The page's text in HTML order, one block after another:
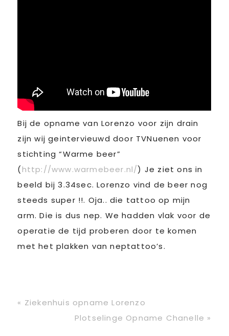
Bij de opname van Lorenzo voor zijn drain
zijn wij geintervieuwd door TVNuenen voor
stichting “Warme beer”
(http://www.warmebeer.nl/) Je ziet ons in
beeld bij 3.34sec. Lorenzo vind de beer nog
steeds super !!. Oja.. die tattoo op mijn
arm. Die is dus nep. We hadden vlak voor de
operatie de tijd proberen door te komen
met het plakken van neptattoo’s.
Vorig
« Ziekenhuis opname Lorenzo
Volgend
Plotselinge Opname Chanelle »